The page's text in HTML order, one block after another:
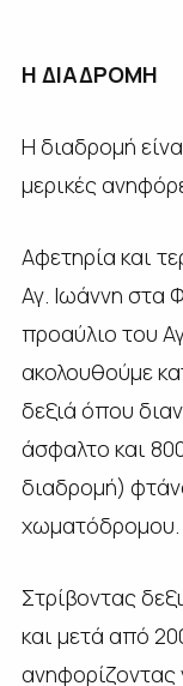
Η ΔΙΑΔΡΟΜΗ
Η διαδρομή
μερικές
Αφετηρία και
Αγ. Ιωάννη στα
προαύλιο του
ακολουθούμε
δεξιά όπου
άσφαλτο και
διαδρομή)
χωματόδρομου.
Στρίβοντας
και μετά από
ανηφορίζοντας